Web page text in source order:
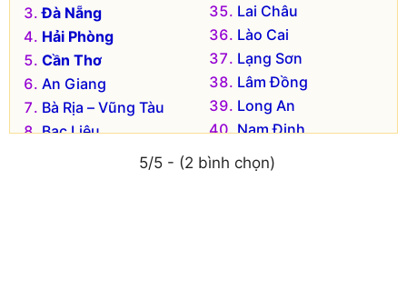
Đà Nẵng
Hải Phòng
Cần Thơ
An Giang
Bà Rịa – Vũng Tàu
Bạc Liêu
Lai Châu
Lào Cai
Lạng Sơn
Lâm Đồng
Long An
Nam Định
Nghệ An
Ninh Bình
5/5 - (2 bình chọn)